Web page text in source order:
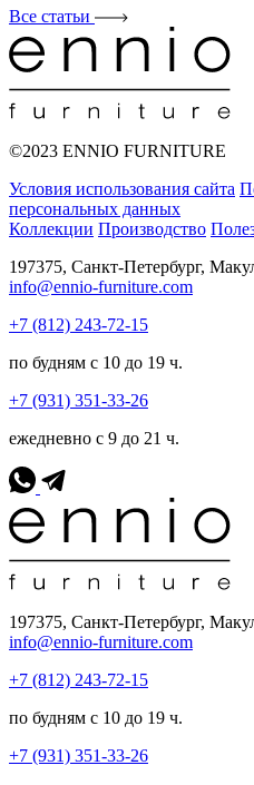
Все статьи
©2023 ENNIO FURNITURE
Условия использования сайта
персональных данных
Коллекции Производство
197375, Санкт-Петербург,
info@ennio-furniture.com
+7 (812) 243-72-15
по будням с 10 до 19 ч.
+7 (931) 351-33-26
ежедневно с 9 до 21 ч.
197375, Санкт-Петербург,
info@ennio-furniture.com
+7 (812) 243-72-15
по будням с 10 до 19 ч.
+7 (931) 351-33-26